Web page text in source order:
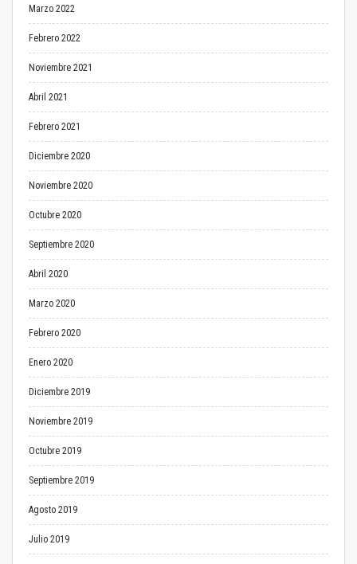
Marzo 2022
Febrero 2022
Noviembre 2021
Abril 2021
Febrero 2021
Diciembre 2020
Noviembre 2020
Octubre 2020
Septiembre 2020
Abril 2020
Marzo 2020
Febrero 2020
Enero 2020
Diciembre 2019
Noviembre 2019
Octubre 2019
Septiembre 2019
Agosto 2019
Julio 2019